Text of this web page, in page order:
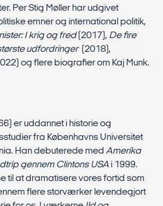
Per Stig Møller har udgivet
emner og international politik,
I krig og fred(2017), De fire
udfordringer(2018),
og flere biografier om Kaj Munk.
er uddannet i historie og
fra Københavns Universitet
Han debuterede med Amerika
gennem Clintons USA i 1999.
til at dramatisere vores fortid som
flere storværker levendegjort